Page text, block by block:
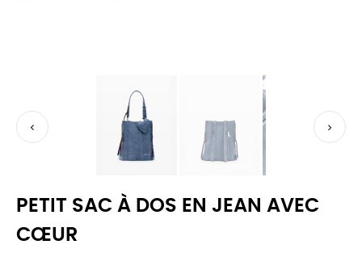
 
PETIT SAC À DOS EN JEAN AVEC
CŒUR